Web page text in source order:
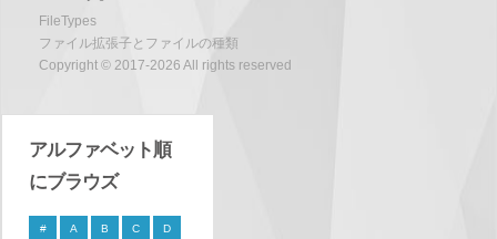
FileTypes
ファイル拡張子とファイルの種類
Copyright © 2017-2026 All rights reserved
アルファベット順
にブラウズ
# A B C D